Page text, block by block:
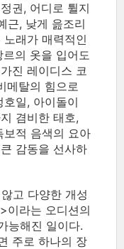
권, 어디로 튈지
근, 낮게 읊조리
래가 매력적인
의 옷을 입어도
진 레이디스 코
메탈의 힘으로
일, 아이돌이
겸비한 태호,
보적 음색의 요아
감동을 선사하
고 다양한 개성
이라는 오디션의
능해진 일이다.
주로 하나의 장